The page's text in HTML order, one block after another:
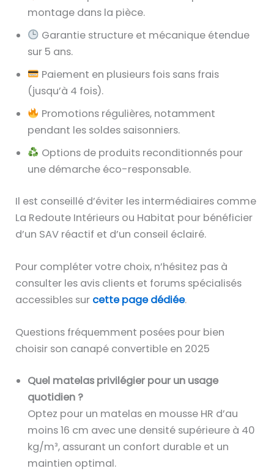
montage dans la pièce.
Garantie structure et mécanique étendue
sur 5 ans.
Paiement en plusieurs fois sans frais
(jusqu’à 4 fois).
Promotions régulières, notamment
pendant les soldes saisonniers.
Options de produits reconditionnés pour
une démarche éco-responsable.
Il est conseillé d’éviter les intermédiaires comme
La Redoute Intérieurs ou Habitat pour bénéficier
d’un SAV réactif et d’un conseil éclairé.
Pour compléter votre choix, n’hésitez pas à
consulter les avis clients et forums spécialisés
accessibles sur cette page dédiée.
Questions fréquemment posées pour bien
choisir son canapé convertible en 2025
Quel matelas privilégier pour un usage
quotidien ?
Optez pour un matelas en mousse HR d’au
moins 16 cm avec une densité supérieure à 40
kg/m³, assurant un confort durable et un
maintien optimal.